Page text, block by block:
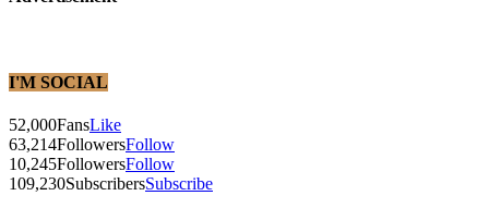
I'M SOCIAL
52,000FansLike
63,214FollowersFollow
10,245FollowersFollow
109,230SubscribersSubscribe